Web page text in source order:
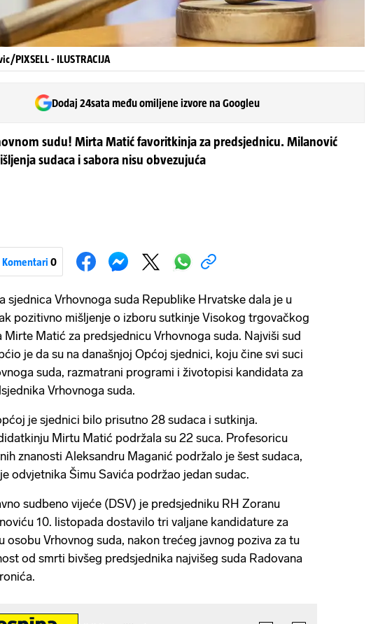
PIXSELL - ILUSTRACIJA
Dodaj 24sata među omiljene izvore na Googleu
sudu! Mirta Matić favoritkinja za predsjednicu. Milanović
sudaca i sabora nisu obvezujuća
Komentari 0
sjednica Vrhovnoga suda Republike Hrvatske dala je u
pozitivno mišljenje o izboru sutkinje Visokog trgovačkog
Mirte Matić za predsjednicu Vrhovnoga suda. Najviši sud
je da su na današnjoj Općoj sjednici, koju čine svi suci
suda, razmatrani programi i životopisi kandidata za
Vrhovnoga suda.
je sjednici bilo prisutno 28 sudaca i sutkinja.
Mirtu Matić podržala su 22 suca. Profesoricu
znanosti Aleksandru Maganić podržalo je šest sudaca,
odvjetnika Šimu Savića podržao jedan sudac.
sudbeno vijeće (DSV) je predsjedniku RH Zoranu
10. listopada dostavilo tri valjane kandidature za
osobu Vrhovnog suda, nakon trećeg javnog poziva za tu
od smrti bivšeg predsjednika najvišeg suda Radovana